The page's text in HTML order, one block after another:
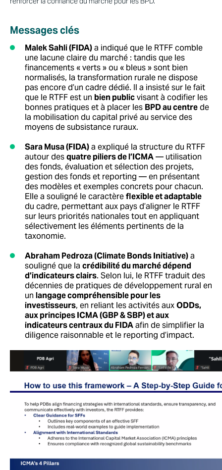
Messages clés
Malek Sahli (FIDA)a indiqué que le RTFF comble
une lacune claire du marché : tandis que les
financements « verts » ou « bleus » sont bien
normalisés, la transformation rurale ne dispose
pas encore d’un cadre dédié. Il a insisté sur le fait
que le RTFF est un bien publicvisant à codifier les
bonnes pratiques et à placer les BPD au centrede
la mobilisation du capital privé au service des
moyens de subsistance ruraux.
Sara Musa (FIDA)a expliqué la structure du RTFF
autour desquatre piliers de l’ICMA— utilisation
des fonds, évaluation et sélection des projets,
gestion des fonds et reporting — en présentant
des modèles et exemples concrets pour chacun.
Elle a souligné le caractèreflexible et adaptable
du cadre, permettant aux pays d’aligner le RTFF
sur leurs priorités nationales tout en appliquant
sélectivement les éléments pertinents de la
taxonomie.
Abraham Pedroza(Climate Bonds Initiative)a
souligné que la crédibilité du marché dépend
d’indicateurs clairs. Selon lui, le RTFF traduit des
décennies de pratiques de développement rural en
un langage compréhensible pour les
investisseurs, en reliant les activités auxODDs,
aux principes ICMA (GBP & SBP) et aux
indicateurs centraux du FIDAafin de simplifier la
diligence raisonnable et le reporting d’impact.